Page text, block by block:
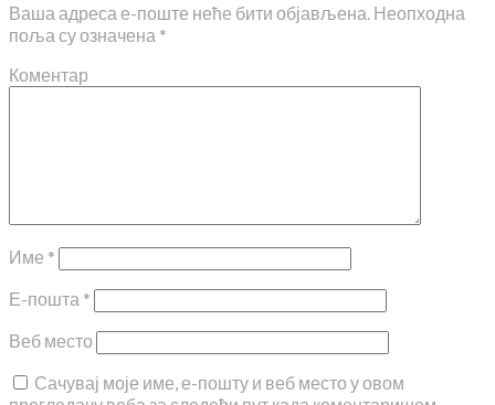
Ваша адреса е-поште неће бити објављена. Неопходна
поља су означена *
Коментар
Име *
Е-пошта *
Веб место
Сачувај моје име, е-пошту и веб место у овом